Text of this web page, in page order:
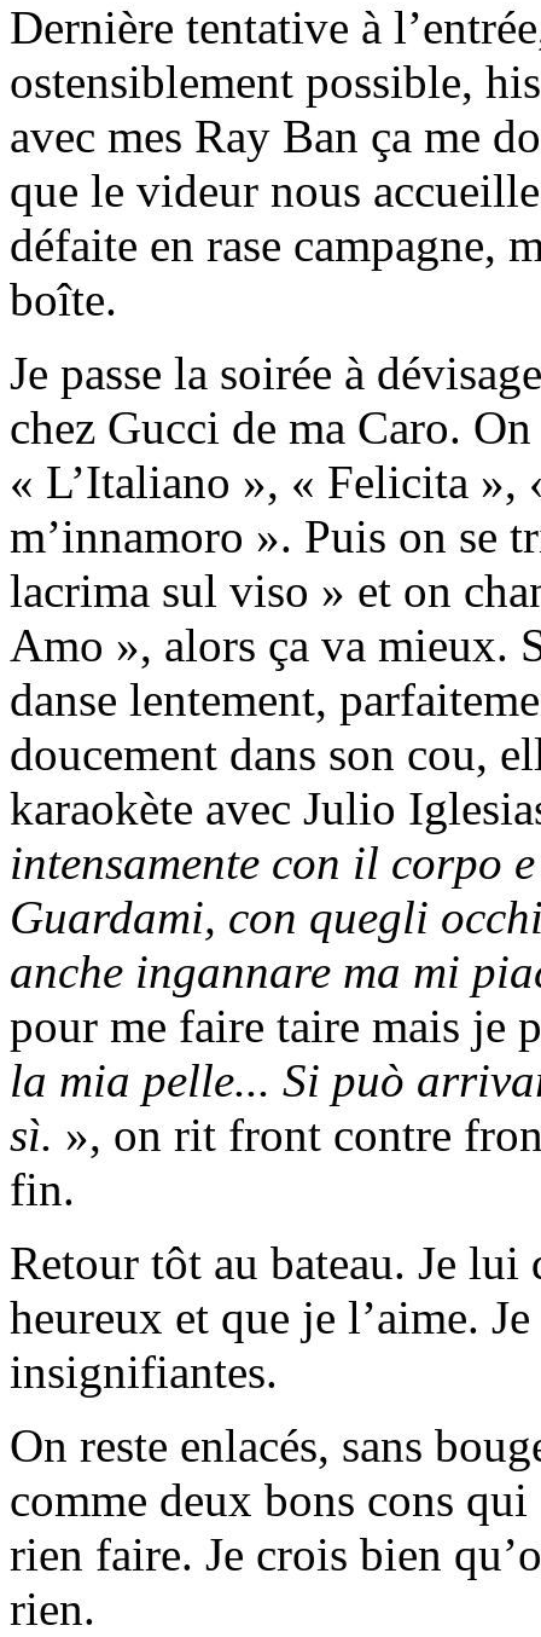
Dernière tentative à
ostensiblement possible,
avec mes Ray Ban ça me
que le videur nous
défaite en rase campagne,
boîte.
Je passe la soirée à
chez Gucci de ma Caro.
« L’Italiano », « Felicita »,
m’innamoro ». Puis on se
lacrima sul viso » et on
Amo », alors ça va mieux.
danse lentement,
doucement dans son cou,
karaokète avec Julio
intensamente con il corpo
Guardami, con quegli
anche ingannare ma mi
pour me faire taire mais je
la mia pelle... Si può
sì. », on rit front contre
fin.
Retour tôt au bateau. Je
heureux et que je l’aime.
insignifiantes.
On reste enlacés, sans
comme deux bons cons qui
rien faire. Je crois bien
rien.